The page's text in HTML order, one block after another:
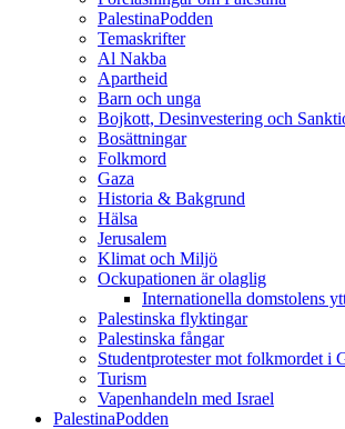
PalestinaPodden
Temaskrifter
Al Nakba
Apartheid
Barn och unga
Bojkott, Desinvestering och
Bosättningar
Folkmord
Gaza
Historia & Bakgrund
Hälsa
Jerusalem
Klimat och Miljö
Ockupationen är olaglig
Internationella domstolens
Palestinska flyktingar
Palestinska fångar
Studentprotester mot folkmordet i
Turism
Vapenhandeln med Israel
PalestinaPodden